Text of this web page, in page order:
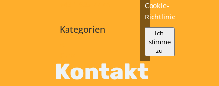
Kategorien
Cookie-
Richtlinie
Ich
stimme
zu
Kontakt